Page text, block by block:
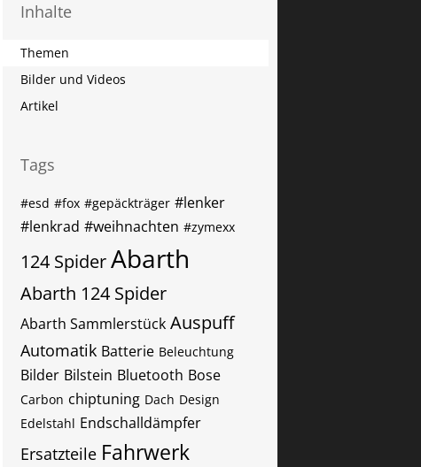
Inhalte
Themen
Bilder und Videos
Artikel
Tags
#esd #fox #gepäckträger #lenker
#lenkrad #weihnachten #zymexx
124 SpiderAbarth
Abarth 124 Spider
Abarth Sammlerstück Auspuff
Automatik Batterie Beleuchtung
Bilder Bilstein Bluetooth Bose
Carbon chiptuning Dach Design
Edelstahl Endschalldämpfer
Ersatzteile Fahrwerk